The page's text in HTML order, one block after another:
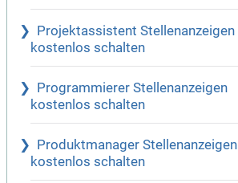
Projektassistent Stellenanzeigen
kostenlos schalten
Programmierer Stellenanzeigen
kostenlos schalten
Produktmanager Stellenanzeigen
kostenlos schalten